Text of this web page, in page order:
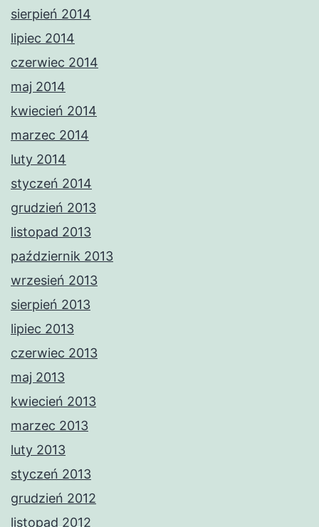
sierpień 2014
lipiec 2014
czerwiec 2014
maj 2014
kwiecień 2014
marzec 2014
luty 2014
styczeń 2014
grudzień 2013
listopad 2013
październik 2013
wrzesień 2013
sierpień 2013
lipiec 2013
czerwiec 2013
maj 2013
kwiecień 2013
marzec 2013
luty 2013
styczeń 2013
grudzień 2012
listopad 2012